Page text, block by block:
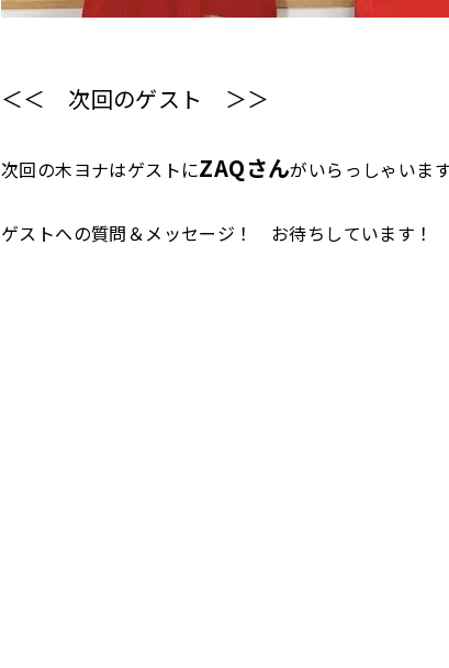
＜＜ 次回のゲスト ＞＞
次回の木ヨナはゲストにZAQさんがいらっしゃいま
ゲストへの質問＆メッセージ！ お待ちしています！